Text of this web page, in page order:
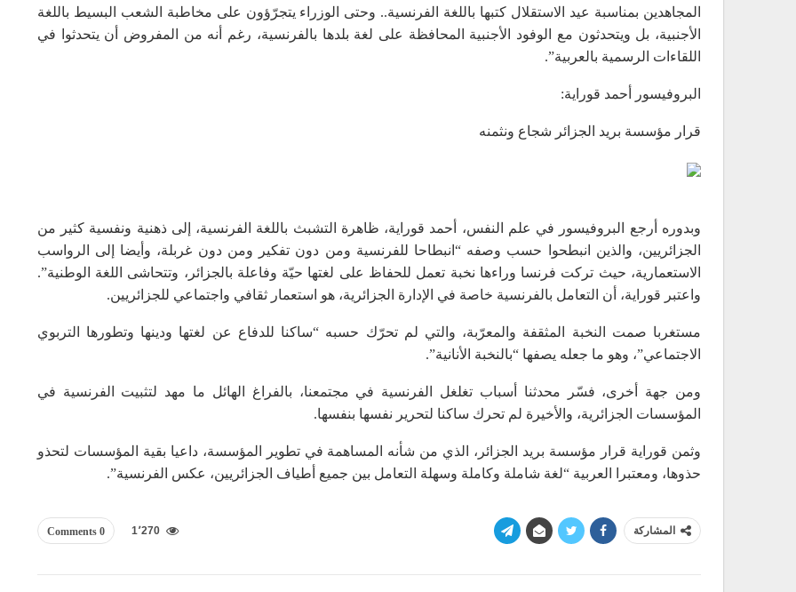
المجاهدين بمناسبة عيد الاستقلال كتبها باللغة الفرنسية.. وحتى الوزراء يتجرّؤون على مخاطبة الشعب البسيط باللغة
الأجنبية، بل ويتحدثون مع الوفود الأجنبية المحافظة على لغة بلدها بالفرنسية، رغم أنه من المفروض أن يتحدثوا في
اللقاءات الرسمية بالعربية”.
البروفيسور أحمد قوراية:
قرار مؤسسة بريد الجزائر شجاع ونثمنه
وبدوره أرجع البروفيسور في علم النفس، أحمد قوراية، ظاهرة التشبث باللغة الفرنسية، إلى ذهنية ونفسية كثير من
الجزائريين، والذين انبطحوا حسب وصفه “انبطاحا للفرنسية ومن دون تفكير ومن دون غربلة، وأيضا إلى الرواسب
الاستعمارية، حيث تركت فرنسا وراءها نخبة تعمل للحفاظ على لغتها حيّة وفاعلة بالجزائر، وتتحاشى اللغة الوطنية”.
واعتبر قوراية، أن التعامل بالفرنسية خاصة في الإدارة الجزائرية، هو استعمار ثقافي واجتماعي للجزائريين.
مستغربا صمت النخبة المثقفة والمعرّبة، والتي لم تحرّك حسبه “ساكنا للدفاع عن لغتها ودينها وتطورها التربوي
الاجتماعي”، وهو ما جعله يصفها “بالنخبة الأنانية”.
ومن جهة أخرى، فسّر محدثنا أسباب تغلغل الفرنسية في مجتمعنا، بالفراغ الهائل ما مهد لتثبيت الفرنسية في
المؤسسات الجزائرية، والأخيرة لم تحرك ساكنا لتحرير نفسها بنفسها.
وثمن قوراية قرار مؤسسة بريد الجزائر، الذي من شأنه المساهمة في تطوير المؤسسة، داعيا بقية المؤسسات لتحذو
حذوها، ومعتبرا العربية “لغة شاملة وكاملة وسهلة التعامل بين جميع أطياف الجزائريين، عكس الفرنسية”.
المشاركة 0 Comments 1٬270